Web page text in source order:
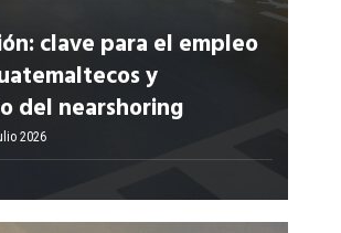
clave para el empleo
y
del nearshoring
2026